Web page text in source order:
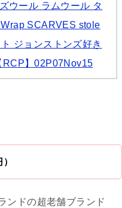
ウール ラムウール タ
SCARVES stole
ジョンストンズ好き
】02P07Nov15
ンドの超老舗ブランド